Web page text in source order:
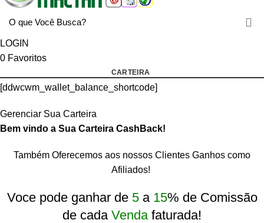
LOGIN
0 Favoritos
CARTEIRA
[ddwcwm_wallet_balance_shortcode]
Gerenciar Sua Carteira
Bem vindo a Sua Carteira CashBack!
Também Oferecemos aos nossos Clientes Ganhos como
Afiliados!
Voce pode ganhar de 5a 15% de Comissão
de cada Venda faturada!